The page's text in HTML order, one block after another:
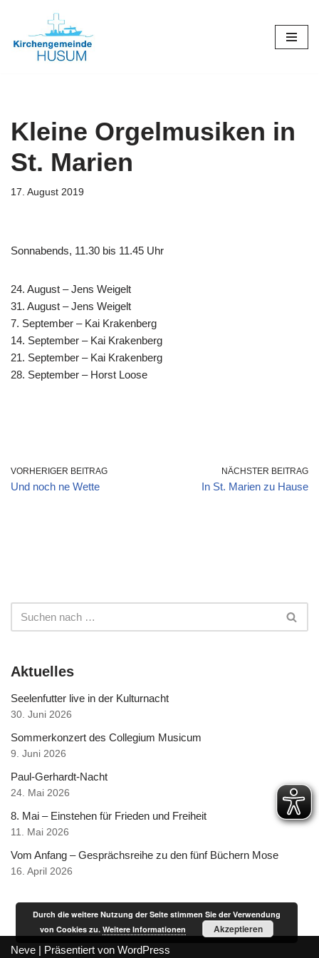
Zum
Kleine Orgelmusiken in
St. Marien
17. August 2019
Sonnabends, 11.30 bis 11.45 Uhr
24. August – Jens Weigelt
31. August – Jens Weigelt
7. September – Kai Krakenberg
14. September – Kai Krakenberg
21. September – Kai Krakenberg
28. September – Horst Loose
VORHERIGER BEITRAG
Und noch ne Wette
NÄCHSTER BEITRAG
In St. Marien zu Hause
Aktuelles
Seelenfutter live in der Kulturnacht
30. Juni 2026
Sommerkonzert des Collegium Musicum
9. Juni 2026
Paul-Gerhardt-Nacht
24. Mai 2026
8. Mai – Einstehen für Frieden und Freiheit
11. Mai 2026
Vom Anfang – Gesprächsreihe zu den fünf Büchern Mose
16. April 2026
Neve | Präsentiert von WordPress
Durch die weitere Nutzung der Seite stimmen Sie der Verwendung
von Cookies zu.Weitere Informationen Akzeptieren